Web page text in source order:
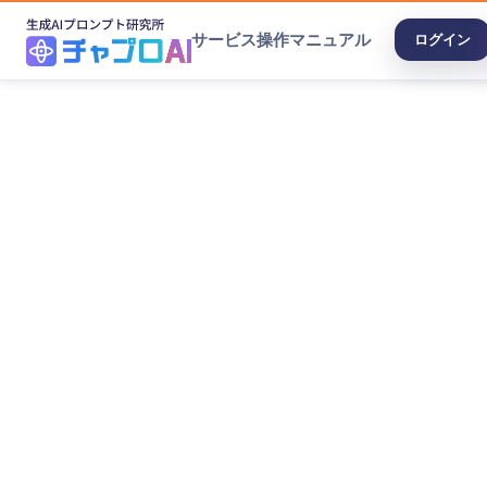
サービス操作マニュアル ログイン